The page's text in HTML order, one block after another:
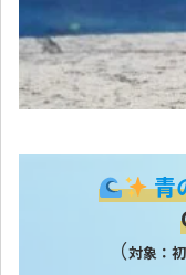
青
（対象：